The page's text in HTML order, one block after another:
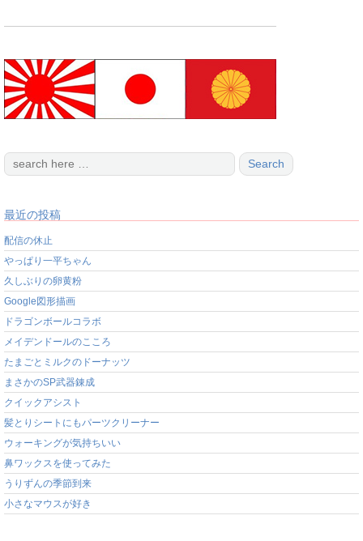
最近の投稿
配信の休止
やっぱり一平ちゃん
久しぶりの卵黄粉
Google図形描画
ドラゴンボールコラボ
メイデンドールのこころ
たまごとミルクのドーナッツ
まさかのSP武器錬成
クイックアシスト
髪とりシートにもパーツクリーナー
ウォーキングが気持ちいい
鼻ワックスを使ってみた
うりずんの季節到来
小さなマウスが好き